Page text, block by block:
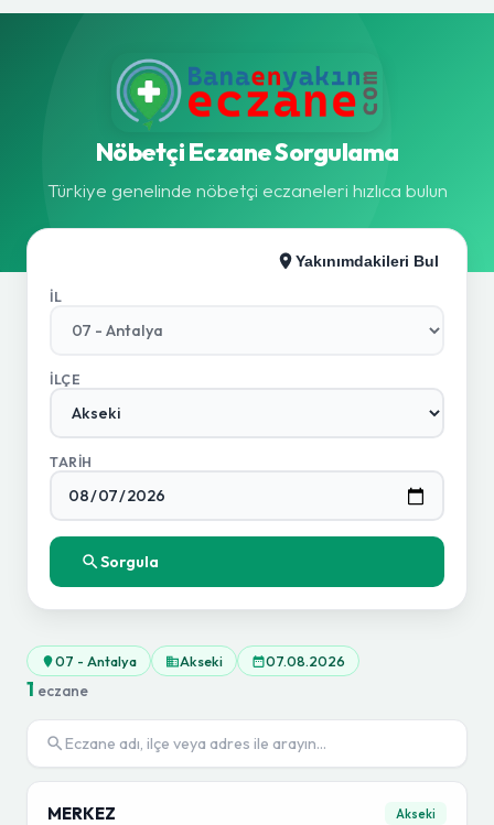
Nöbetçi Eczane Sorgulama
Türkiye genelinde nöbetçi eczaneleri hızlıca bulun
Yakınımdakileri Bul
İL
İLÇE
TARIH
Sorgula
07 - Antalya Akseki 07.08.2026
1 eczane
MERKEZ Akseki